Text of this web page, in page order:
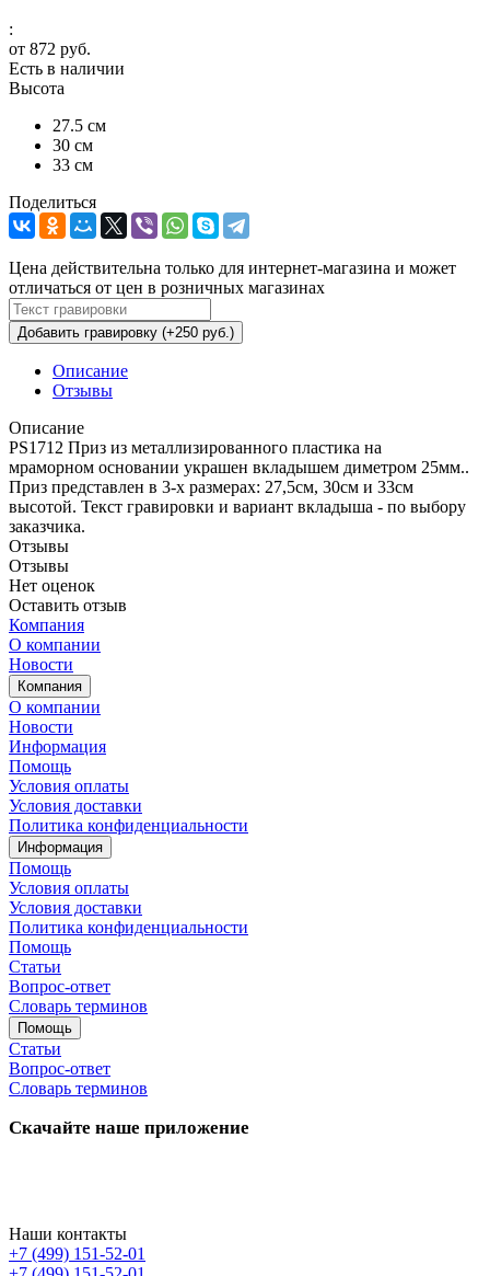
:
от 872 руб.
Есть в наличии
Высота
27.5 см
30 см
33 см
Поделиться
Цена действительна только для интернет-магазина и может
отличаться от цен в розничных магазинах
Добавить гравировку (+250 руб.)
Описание
Отзывы
Описание
PS1712 Приз из металлизированного пластика на
мраморном основании украшен вкладышем диметром 25мм..
Приз представлен в 3-х размерах: 27,5см, 30см и 33см
высотой. Текст гравировки и вариант вкладыша - по выбору
заказчика.
Отзывы
Отзывы
Нет оценок
Оставить отзыв
Компания
О компании
Новости
Компания
О компании
Новости
Информация
Помощь
Условия оплаты
Условия доставки
Политика конфиденциальности
Информация
Помощь
Условия оплаты
Условия доставки
Политика конфиденциальности
Помощь
Статьи
Вопрос-ответ
Словарь терминов
Помощь
Статьи
Вопрос-ответ
Словарь терминов
Скачайте наше приложение
Наши контакты
+7 (499) 151-52-01